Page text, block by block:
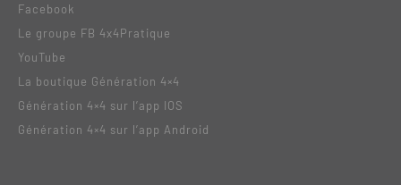
Facebook
Le groupe FB 4x4Pratique
YouTube
La boutique Génération 4×4
Génération 4×4 sur l’app IOS
Génération 4×4 sur l’app Android